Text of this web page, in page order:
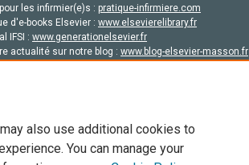
les infirmier(e)s : pratique-infirmiere.com
d'e-books Elsevier : www.elsevierelibrary.fr
IFSI : www.generationelsevier.fr
actualité sur notre blog : www.blog-elsevier-masson.fr
also use additional cookies to
You can manage your